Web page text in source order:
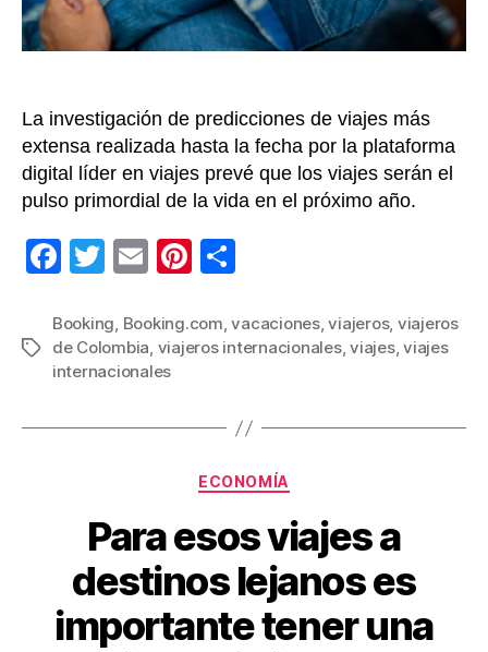
La investigación de predicciones de viajes más
extensa realizada hasta la fecha por la plataforma
digital líder en viajes prevé que los viajes serán el
pulso primordial de la vida en el próximo año.
F
c
e
o
T
tt
er
E
ail
Pi
er
e
m
p
tir
Etiquetas
Booking, Booking.com,vacaciones,viajeros, viajeros
de Colombia, viajeros internacionales,viajes,viajes
internacionales
Categorías
ECONOMÍA
Para esos viajes a
destinos lejanos es
importante tener una